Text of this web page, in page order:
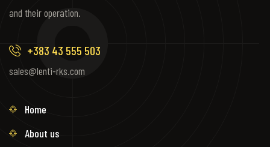
and their operation.
+383 43 555 503
sales@lenti-rks.com
Home
About us